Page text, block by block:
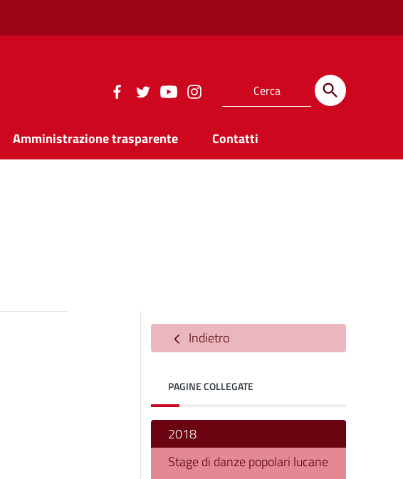
Amministrazione trasparente Contatti
Indietro
PAGINE COLLEGATE
2018
Stage di danze popolari lucane